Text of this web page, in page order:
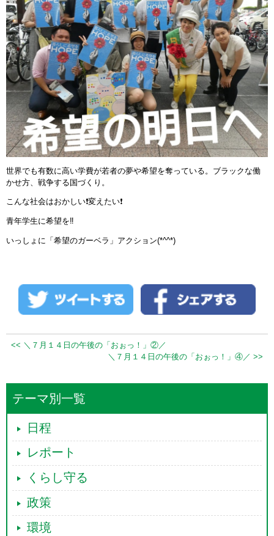
世界でも有数に高い学費が若者の夢や希望を奪っている。ブラックな働
かせ方、戦争する国づくり。
こんな社会はおかしい❗変えたい❗
青年学生に希望を‼️
いっしょに「希望のガーベラ」アクション(*^^*)
<< ＼７月１４日の午後の「おぉっ！」②／
＼７月１４日の午後の「おぉっ！」④／ >>
テーマ別一覧
日程
レポート
くらし守る
政策
環境